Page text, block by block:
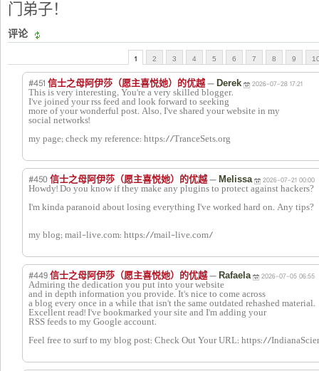
门弟子！
评论
1 2 3 4 5 6 7 8 9
#451 信士之母阿伊莎（愿主喜悦她）的优越— Derek 2026-07-28 17:21
This is very interesting, You're a very skilled blogger.
I've joined your rss feed and look forward to seeking
more of your wonderful post. Also, I've shared your website in my
social networks!
my page; check my reference: https://TranceSets.org
#450 信士之母阿伊莎（愿主喜悦她）的优越— Melissa 2026-07-21 00:00
Howdy! Do you know if they make any plugins to protect against hackers?
I'm kinda paranoid about losing everything I've worked hard on. Any tips?
my blog; mail-live.com: https://mail-live.com/
#449 信士之母阿伊莎（愿主喜悦她）的优越— Rafaela 2026-07-05 06:55
Admiring the dedication you put into your website
and in depth information you provide. It's nice to come across
a blog every once in a while that isn't the same outdated rehashed material.
Excellent read! I've bookmarked your site and I'm adding your
RSS feeds to my Google account.
Feel free to surf to my blog post: Check Out Your URL: https://